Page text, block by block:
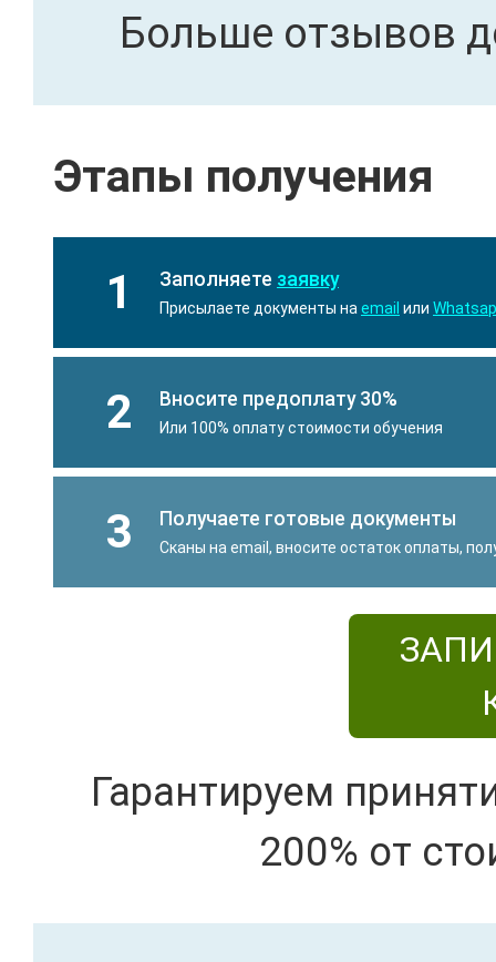
Больше отзывов
Этапы получения
1 Заполняете заявку
Присылаете документы на email или
2 Вносите предоплату 30%
Или 100% оплату стоимости обучения
3 Получаете готовые документы
Сканы на email, вносите остаток оплаты,
Гарантируем
200% от